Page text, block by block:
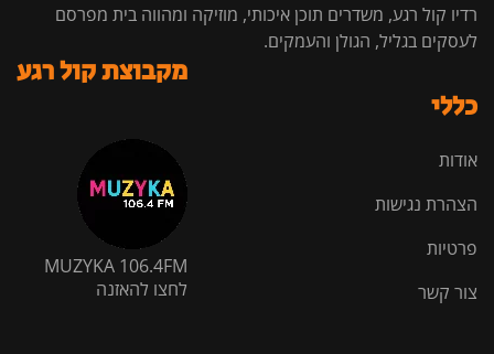
רדיו קול רגע, משדרים תוכן איכותי, מוזיקה ומהווה בית מפרסם
לעסקים בגליל, הגולן והעמקים.
כללי
אודות
הצהרת נגישות
פרטיות
צור קשר
מקבוצת קול רגע
MUZYKA 106.4FM
לחצו להאזנה